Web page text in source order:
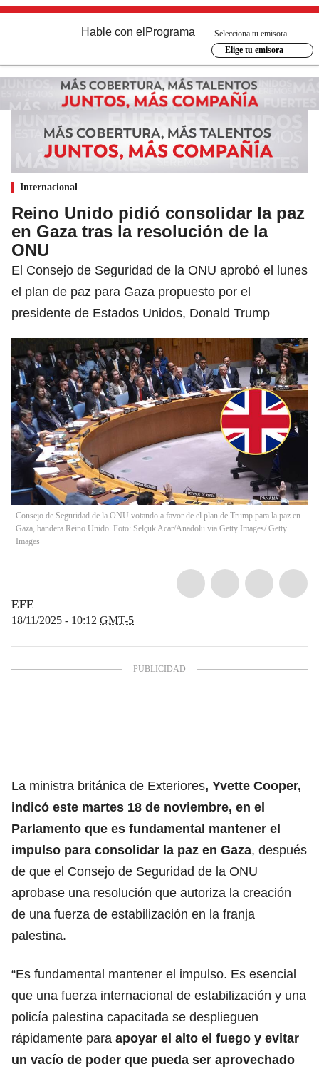
Hable con el Programa
Selecciona tu emisora
Elige tu emisora
Internacional
Reino Unido pidió consolidar la paz
en Gaza tras la resolución de la
ONU
El Consejo de Seguridad de la ONU aprobó el lunes
el plan de paz para Gaza propuesto por el
presidente de Estados Unidos, Donald Trump
Consejo de Seguridad de la ONU votando a favor de el plan de Trump para la paz en
Gaza, bandera Reino Unido. Foto: Selçuk Acar/Anadolu via Getty Images/ Getty
Images
EFE
18/11/2025 - 10:12 GMT-5
La ministra británica de Exteriores, Yvette Cooper,
indicó este martes 18 de noviembre, en el
Parlamento que es fundamental mantener el
impulso para consolidar la paz en Gaza, después
de que el Consejo de Seguridad de la ONU
aprobase una resolución que autoriza la creación
de una fuerza de estabilización en la franja
palestina.
“Es fundamental mantener el impulso. Es esencial
que una fuerza internacional de estabilización y una
policía palestina capacitada se desplieguen
rápidamente para apoyar el alto el fuego y evitar
un vacío de poder que pueda ser aprovechado